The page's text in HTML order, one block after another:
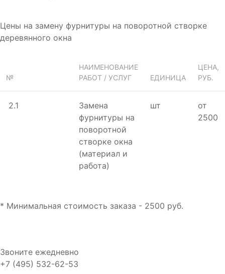
Цены на замену фурнитуры на поворотной створке
деревянного окна
№
НАИМЕНОВАНИЕ
РАБОТ / УСЛУГ
ЕДИНИЦА
ЦЕНА,
РУБ.
2.1
Замена
фурнитуры на
поворотной
створке окна
(материал и
работа)
шт
от
2500
* Минимальная стоимость заказа - 2500 руб.
Звоните ежедневно
+7 (495) 532-62-53